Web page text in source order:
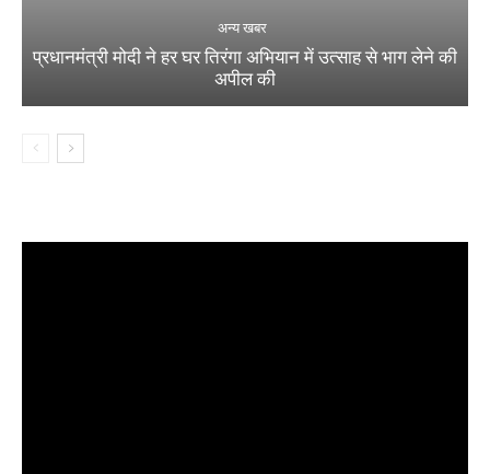
अन्य खबर
प्रधानमंत्री मोदी ने हर घर तिरंगा अभियान में उत्साह से भाग लेने की
अपील की